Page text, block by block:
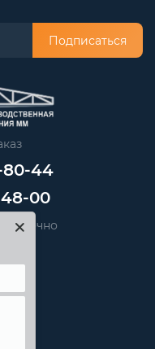
Подписаться
80-44
48-00